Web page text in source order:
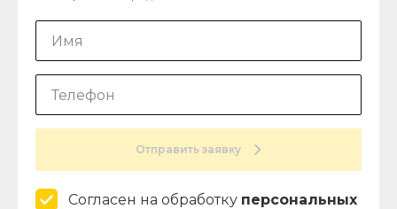
Отправить заявку
Согласен на обработку персональных